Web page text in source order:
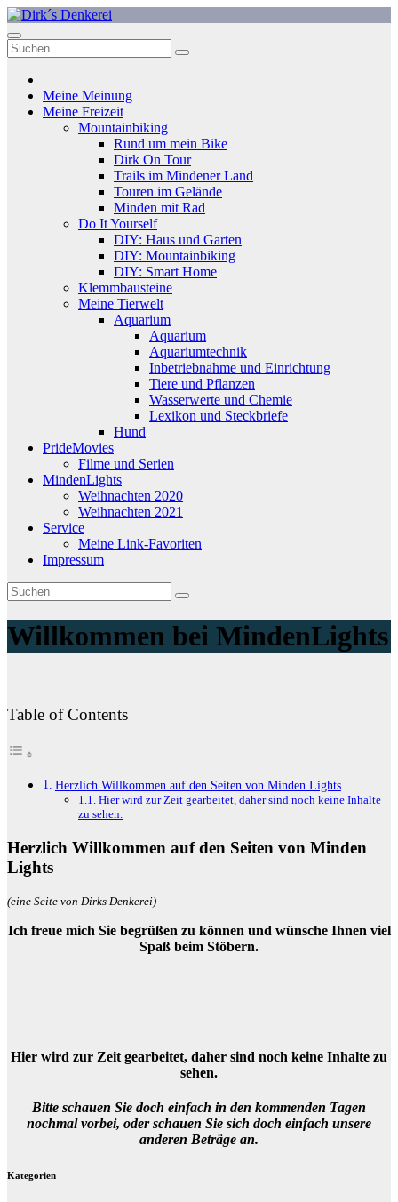
Zum
Inhalt
springen
Dirk´s Denkerei
Denken ist Glückssache
Meine Meinung
Meine Freizeit
Mountainbiking
Rund um mein Bike
Dirk On Tour
Trails im Mindener Land
Touren im Gelände
Minden mit Rad
Do It Yourself
DIY: Haus und Garten
DIY: Mountainbiking
DIY: Smart Home
Klemmbausteine
Meine Tierwelt
Aquarium
Aquarium
Aquariumtechnik
Inbetriebnahme und Einrichtung
Tiere und Pflanzen
Wasserwerte und Chemie
Lexikon und Steckbriefe
Hund
PrideMovies
Filme und Serien
MindenLights
Weihnachten 2020
Weihnachten 2021
Service
Meine Link-Favoriten
Impressum
Willkommen bei MindenLights
Table of Contents
Herzlich Willkommen auf den Seiten von Minden Lights
Hier wird zur Zeit gearbeitet, daher sind noch keine Inhalte
zu sehen.
Herzlich Willkommen auf den Seiten von Minden
Lights
(eine Seite von Dirks Denkerei)
Ich freue mich Sie begrüßen zu können und wünsche Ihnen viel
Spaß beim Stöbern.
Hier wird zur Zeit gearbeitet, daher sind noch keine Inhalte zu
sehen.
Bitte schauen Sie doch einfach in den kommenden Tagen
nochmal vorbei, oder schauen Sie sich doch einfach unsere
anderen Beträge an.
Kategorien